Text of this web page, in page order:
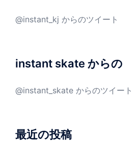
@instant_kj からのツイート
instant skate からの
@instant_skate からのツイート
最近の投稿